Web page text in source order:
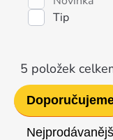
Tip
Řazení
produktů
5 položek